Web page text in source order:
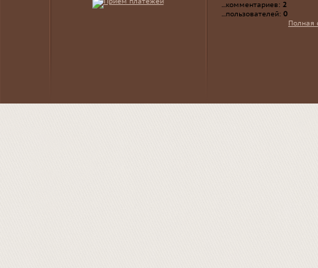
...комментариев: 2
...пользователей: 0
Полная